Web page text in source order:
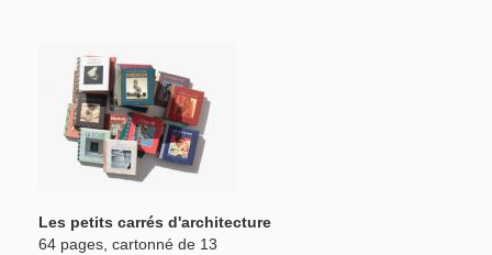
Les petits carrés d'architecture
64 pages, cartonné de 13